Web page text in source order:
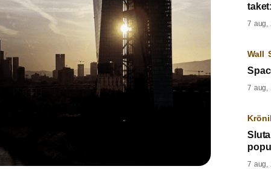
7 aug,
Wall
7 aug,
7 aug,